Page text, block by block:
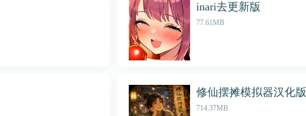
inari去更新版
77.61MB
修仙摆摊模拟器汉化版
714.37MB